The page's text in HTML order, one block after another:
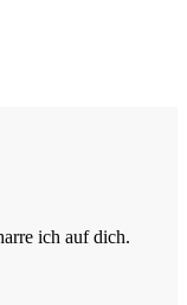
ich auf dich.